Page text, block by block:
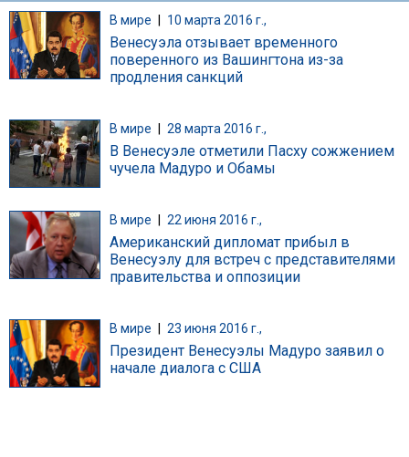
В мире | 10 марта 2016 г.,
Венесуэла отзывает временного
поверенного из Вашингтона из-за
продления санкций
В мире 28 марта 2016 г.,
В Венесуэле отметили Пасху сожжением
чучела Мадуро и Обамы
В мире 22 июня 2016 г.,
Американский дипломат прибыл в
Венесуэлу для встреч с представителями
правительства и оппозиции
В мире 23 июня 2016 г.,
Президент Венесуэлы Мадуро заявил о
начале диалога с США